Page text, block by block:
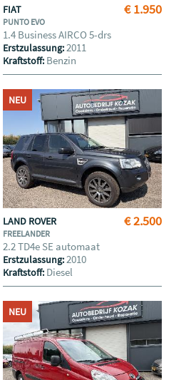
€ 1.950
FIAT
PUNTO EVO
1.4 Business AIRCO 5-drs
Erstzulassung:2011
Kraftstoff: Benzin
NEU
€ 2.500
LAND ROVER
FREELANDER
2.2 TD4e SE automaat
Erstzulassung:2010
Kraftstoff: Diesel
NEU